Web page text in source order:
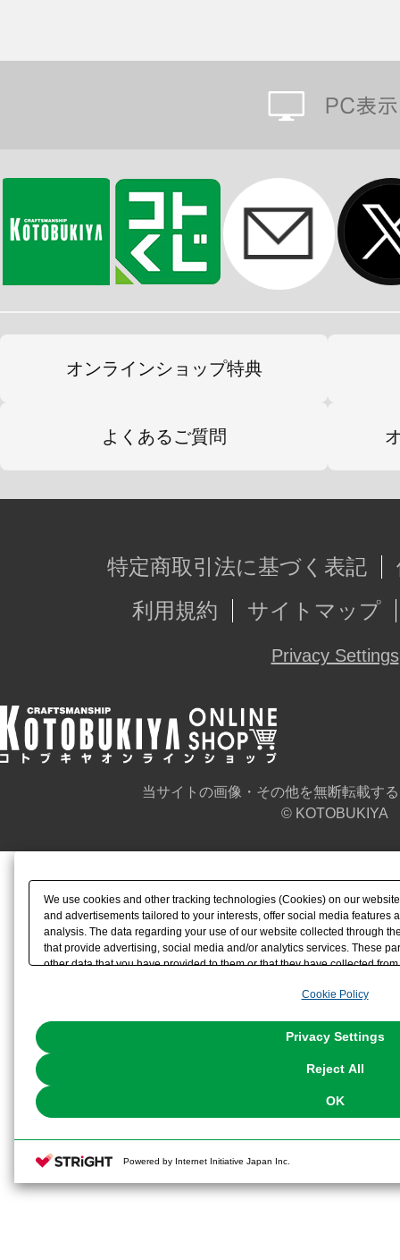
オンラインショップ特典
よくあるご質問
特定商取引法に基づく表記
利用規約
サイトマップ
Privacy Settings
当サイトの画像・その他を無断転載す
© KOTOBUKIYA
We use cookies and other tracking technologies (Cookies) on our
and advertisements tailored to your interests, offer social media features
analysis. The data regarding your use of our website collected through
that provide advertising, social media and/or analytics services. These
other data that you have provided to them or that they have collected
the use of all Cookies except for Strictly Necessary Cookies, please
Cookie Policy
Privacy Settings
Reject All
OK
Powered by Internet Initiative Japan Inc.